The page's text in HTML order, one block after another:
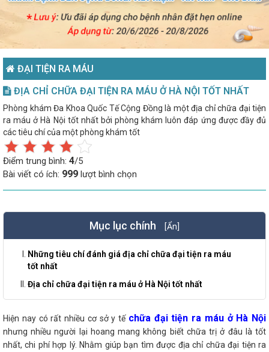
ĐẠI TIỆN RA MÁU
ĐỊA CHỈ CHỮA ĐẠI TIỆN RA MÁU Ở HÀ NỘI TỐT NHẤT
Phòng khám Đa Khoa Quốc Tế Cộng Đồng là một địa chỉ chữa đại tiện
ra máu ở Hà Nội tốt nhất bởi phòng khám luôn đáp ứng được đầy đủ
các tiêu chí của một phòng khám tốt
Điểm trung bình: 4/5
Bài viết có ích: 999 lượt bình chọn
Mục lục chính [Ẩn]
Những tiêu chí đánh giá địa chỉ chữa đại tiện ra máu
tốt nhất
Địa chỉ chữa đại tiện ra máu ở Hà Nội tốt nhất
Hiện nay có rất nhiều cơ sở y tế chữa đại tiện ra máu ở Hà Nội
nhưng nhiều người lại hoang mang không biết chữa trị ở đâu là tốt
nhất, chi phí hợp lý. Nhằm giúp bạn tìm được địa chỉ chữa đại tiện ra